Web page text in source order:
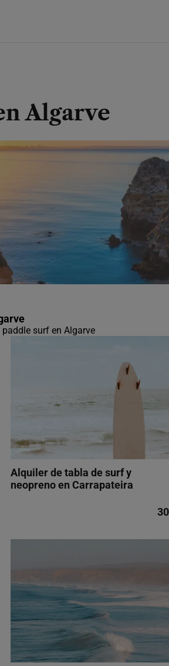
Algarve
surf en Algarve
Alquiler de tabla de surf y
neopreno en Carrapateira